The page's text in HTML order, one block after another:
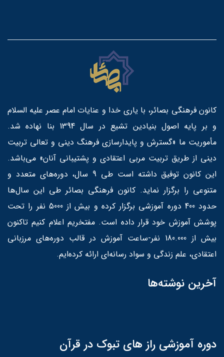
کانون فرهنگی بصائر، با یاری خدا و عنایات امام عصر علیه السلام
و بر پایه اصول بنیادین تشیع در سال 1394 بنا نهاده شد.
مأموریت ما «گسترش و پایدارسازی فرهنگ دینی و تعالی تربیت
دینی از طریق تربیت مربی اعتقادی و پشتیبانی آنان» می‌باشد.
این کانون توفیق داشته است طی 9 سال، دوره‌های متعدد و
متنوعی را برگزار نماید. کانون فرهنگی بصائر طی این سال‌ها
حدود 400 دوره آموزشی برگزار کرده و بیش از 5000 نفر را تحت
پوشش آموزش خود قرار داده است. مفتخریم اعلام کنیم تاکنون
بیش از 180.000 نفر-ساعت آموزش در قالب دوره‌های مرزبانی
اعتقادی، علم زندگی و سواد رسانه‌ای ارائه کرده‌ایم.
آخرین نوشته‌ها
دوره آموزشی راز های تبوک در قرآن